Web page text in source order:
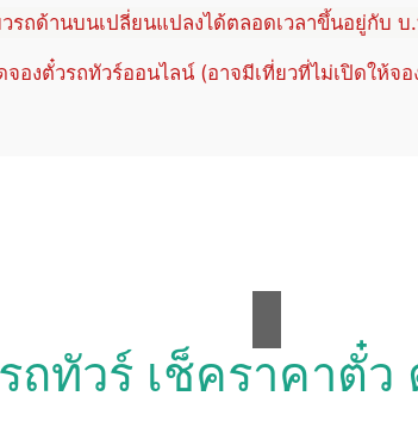
รถด้านบนเปลี่ยนแปลงได้ตลอดเวลาขึ้นอยู่กับ
จองตั๋วรถทัวร์ออนไลน์ (อาจมีเที่ยวที่ไม่เปิดให้
ถทัวร์ เช็คราคาตั๋ว